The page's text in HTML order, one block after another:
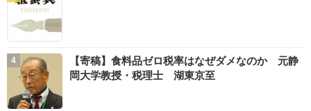
【寄稿】食料品ゼロ税率はなぜダメなのか 元静
岡大学教授・税理士 湖東京至